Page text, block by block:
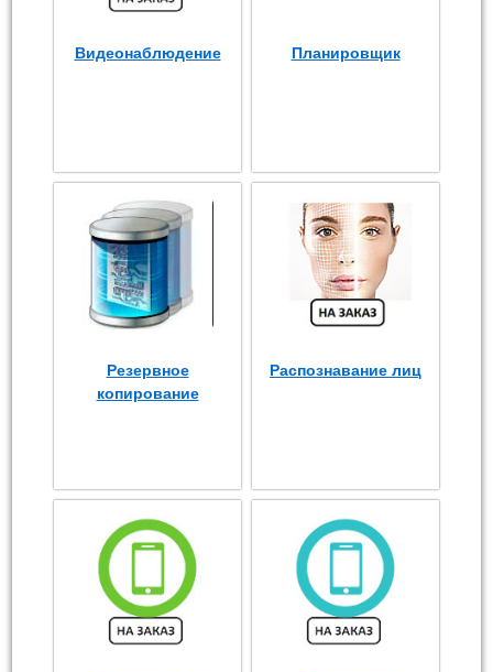
Видеонаблюдение Планировщик
Резервное
копирование
Распознавание лиц